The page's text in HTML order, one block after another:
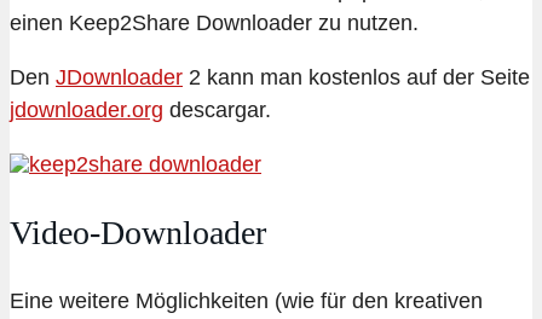
einen Keep2Share Downloader zu nutzen.
Den JDownloader 2 kann man kostenlos auf der Seite
jdownloader.org descargar.
Video-Downloader
Eine weitere Möglichkeiten (wie für den kreativen